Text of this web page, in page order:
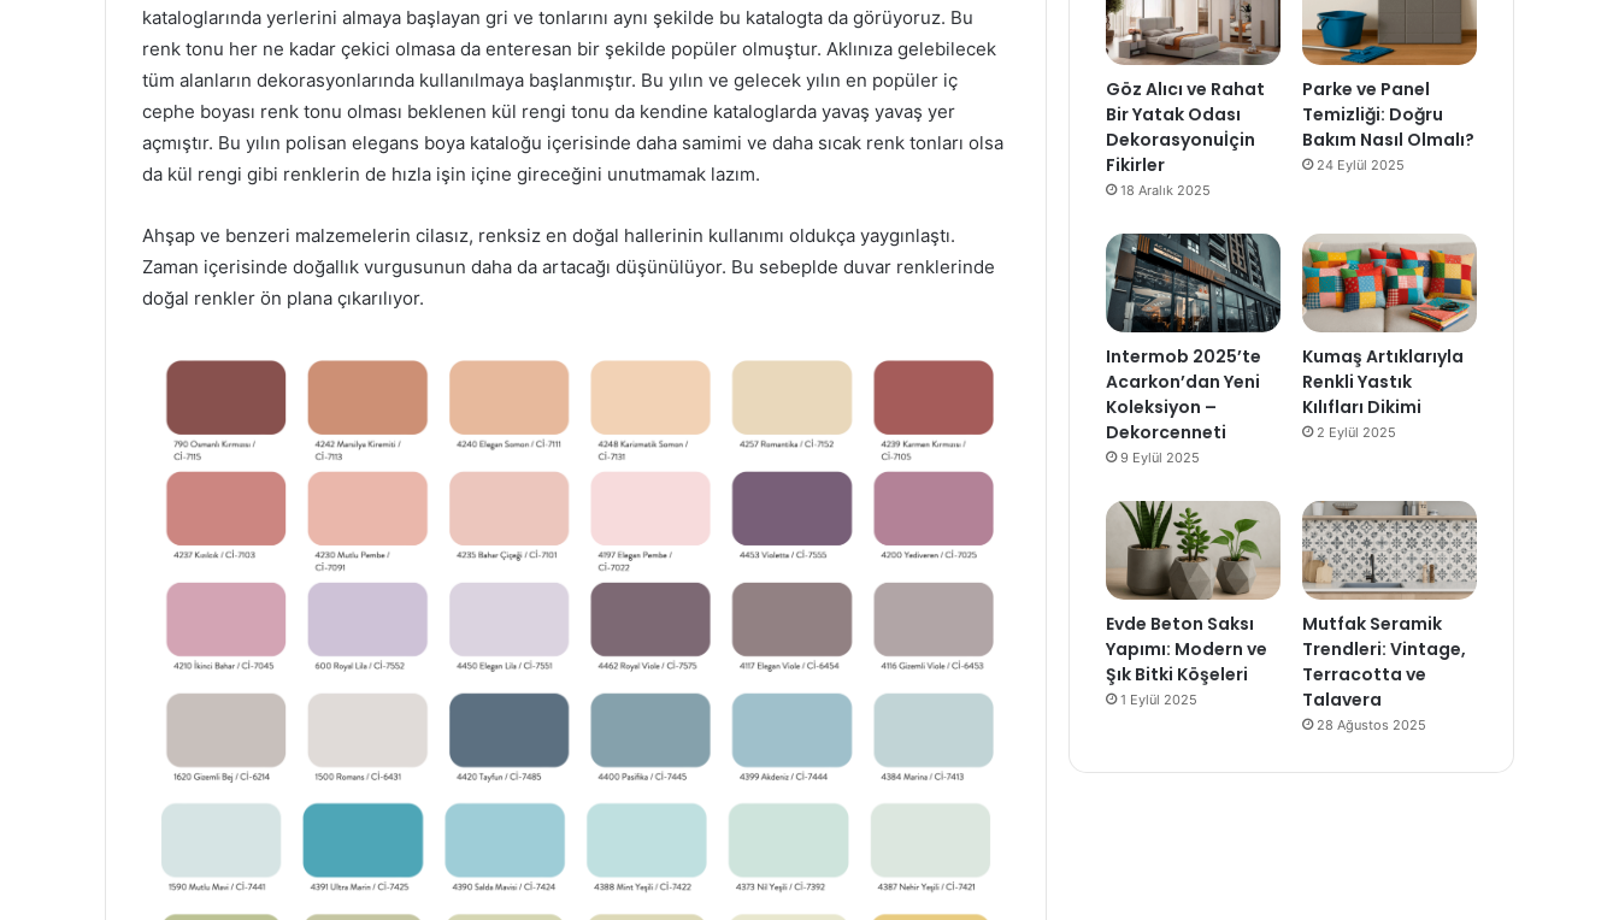
kataloglarında yerlerini almaya başlayan gri ve tonlarını aynı şekilde bu katalogta da görüyoruz. Bu
renk tonu her ne kadar çekici olmasa da enteresan bir şekilde popüler olmuştur. Aklınıza gelebilecek
tüm alanların dekorasyonlarında kullanılmaya başlanmıştır. Bu yılın ve gelecek yılın en popüler iç
cephe boyası renk tonu olması beklenen kül rengi tonu da kendine kataloglarda yavaş yavaş yer
açmıştır. Bu yılın polisan elegans boya kataloğu içerisinde daha samimi ve daha sıcak renk tonları olsa
da kül rengi gibi renklerin de hızla işin içine gireceğini unutmamak lazım.
Ahşap ve benzeri malzemelerin cilasız, renksiz en doğal hallerinin kullanımı oldukça yaygınlaştı.
Zaman içerisinde doğallık vurgusunun daha da artacağı düşünülüyor. Bu sebeplde duvar renklerinde
doğal renkler ön plana çıkarılıyor.
Göz Alıcı ve Rahat
Bir Yatak Odası
Dekorasyonuİçin
Fikirler
18 Aralık 2025
Parke ve Panel
Temizliği: Doğru
Bakım Nasıl Olmalı?
24 Eylül 2025
Intermob 2025’te
Acarkon’dan Yeni
Koleksiyon –
Dekorcenneti
9 Eylül 2025
Kumaş Artıklarıyla
Renkli Yastık
Kılıfları Dikimi
2 Eylül 2025
Evde Beton Saksı
Yapımı: Modern ve
Şık Bitki Köşeleri
1 Eylül 2025
Mutfak Seramik
Trendleri: Vintage,
Terracotta ve
Talavera
28 Ağustos 2025